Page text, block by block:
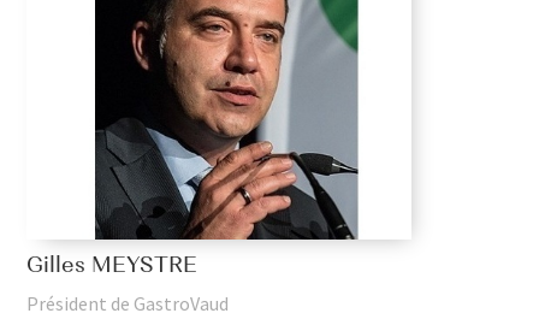
Gilles MEYSTRE
Président de GastroVaud